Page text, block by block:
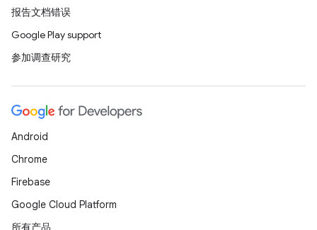
报告文档错误
Google Play support
参加调查研究
Android
Chrome
Firebase
Google Cloud Platform
所有产品